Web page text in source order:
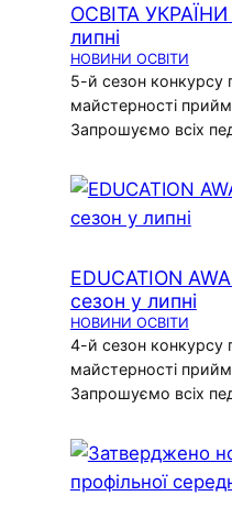
ОСВІТА
липні
НОВИНИ ОСВІТИ
5-й сезон конкурсу
майстерності
Запрошуємо всіх
EDUCATION
сезон у липні
НОВИНИ ОСВІТИ
4-й сезон конкурсу
майстерності
Запрошуємо всіх